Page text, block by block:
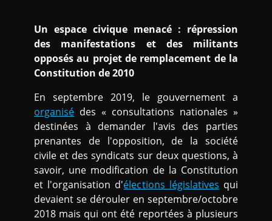
Un espace civique menacé : répression
des manifestations et des militants
opposés au projet de remplacement de la
Constitution de 2010
En septembre 2019, le gouvernement a
organisé des « consultations nationales »
destinées à demander l'avis des parties
prenantes de l'opposition, de la société
civile et des syndicats sur deux questions, à
savoir, une modification de la Constitution
et l'organisation d'élections législatives qui
devaient se dérouler en septembre/octobre
2018 mais qui ont été reportées à plusieurs